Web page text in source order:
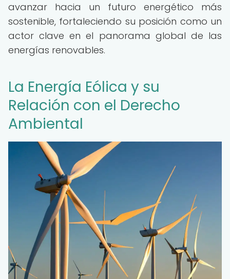
avanzar hacia un futuro energético más
sostenible, fortaleciendo su posición como un
actor clave en el panorama global de las
energías renovables.
La Energía Eólica y su
Relación con el Derecho
Ambiental